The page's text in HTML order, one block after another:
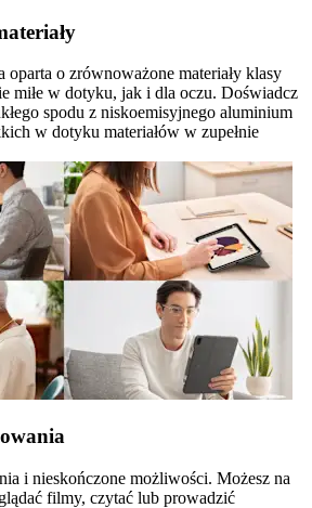
oparta o zrównoważone materiały klasy
miłe w dotyku, jak i dla oczu. Doświadcz
spodu z niskoemisyjnego aluminium
w dotyku materiałów w zupełnie
i nieskończone możliwości. Możesz na
filmy, czytać lub prowadzić